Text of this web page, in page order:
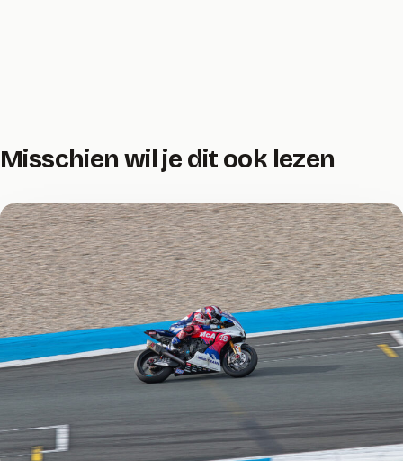
Misschien wil je dit ook lezen